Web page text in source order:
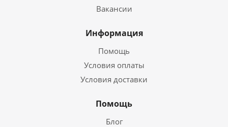
Вакансии
Информация
Помощь
Условия оплаты
Условия доставки
Помощь
Блог